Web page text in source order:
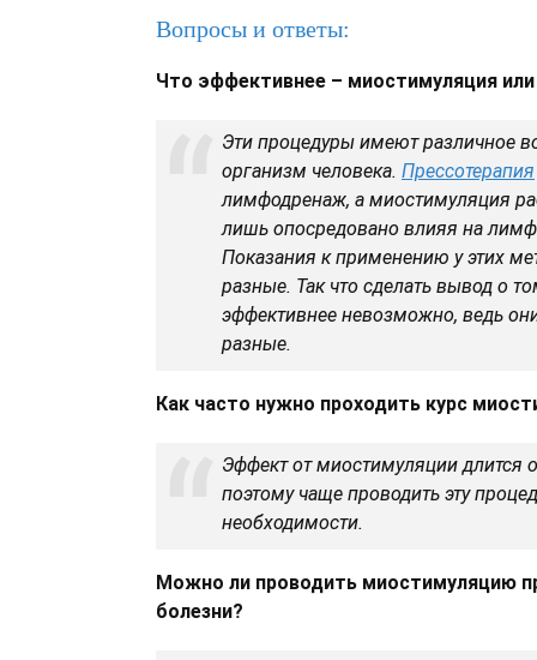
Вопросы и ответы:
Что эффективнее – миостимуляция или
Эти процедуры имеют различное
организм человека. Прессотерапия
лимфодренаж, а миостимуляция
лишь опосредовано влияя на
Показания к применению у этих
разные. Так что сделать вывод о
эффективнее невозможно, ведь
разные.
Как часто нужно проходить курс
Эффект от миостимуляции длится
поэтому чаще проводить эту
необходимости.
Можно ли проводить миостимуляцию
болезни?